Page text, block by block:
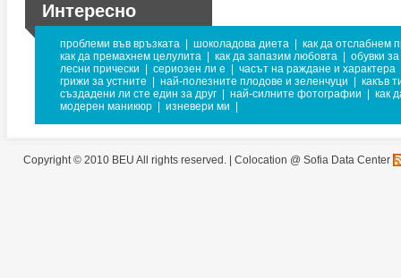
Интересно
проблеми във връзката шоколадова диета
как да отслабнем
как да премахнем целулита
как да запазим любовта
обувки
лесни прически
сериозен ли е
часът на раждане и характера
грижи за устните
най-полезните плодове и зеленчуци
какъв
създадени ли сте един за друг
най-силните фотографии
как
модерен маникюр
изневери ми
Copyright © 2010 BEU All rights reserved. | Colocation @ Sofia Data Center